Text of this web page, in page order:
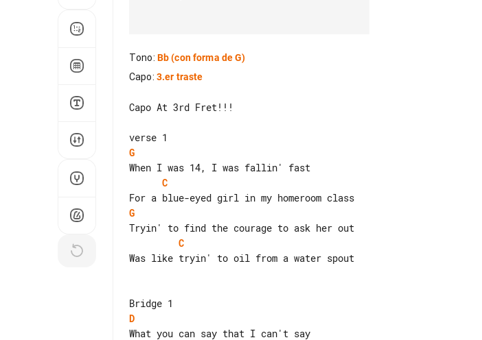
Tono: Bb(con forma de G)
Capo: 3.er traste
Capo At 3rd Fret!!!
G
C
G
C
Was like tryin' to oil from a water spout
D